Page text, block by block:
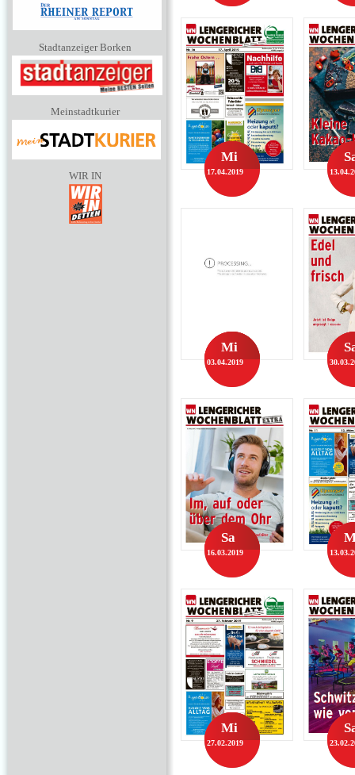
Stadtanzeiger Borken
Meinstadtkurier
WIR IN
Mi
17.04.2019
Mi
03.04.2019
Sa
16.03.2019
Mi
27.02.2019